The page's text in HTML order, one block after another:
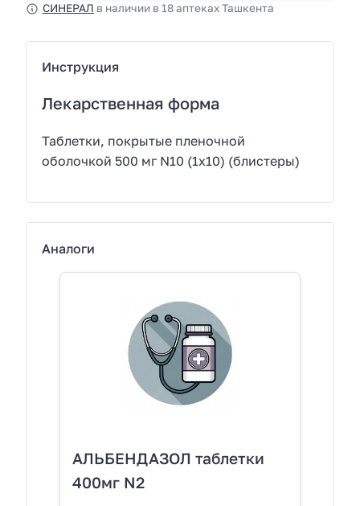
СИНЕРАЛ в наличии в 18 аптеках Ташкента
Инструкция
Лекарственная форма
Таблетки, покрытые пленочной
оболочкой 500 мг N10 (1х10) (блистеры)
Аналоги
АЛЬБЕНДАЗОЛ таблетки
400мг N2